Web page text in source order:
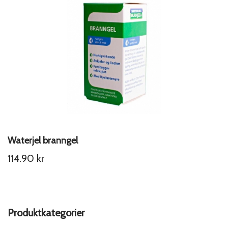
Waterjel branngel
114.90 kr
Produktkategorier